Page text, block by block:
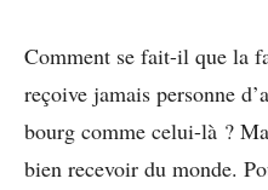
Comment se fait-il que la
reçoive jamais personne
bourg comme celui-là ?
bien recevoir du monde.